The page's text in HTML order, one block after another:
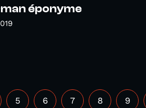
éponyme
5 6 7 8 9